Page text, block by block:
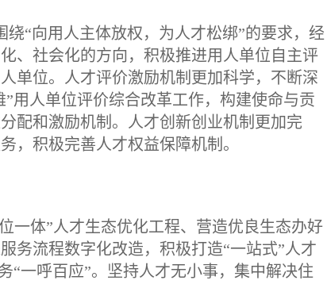
“向用人主体放权，为人才松绑”的要求，经
、社会化的方向，积极推进用人单位自主评
单位。人才评价激励机制更加科学，不断深
用人单位评价综合改革工作，构建使命与贡
配和激励机制。人才创新创业机制更加完
，积极完善人才权益保障机制。
一体”人才生态优化工程、营造优良生态办好
务流程数字化改造，积极打造“一站式”人才
“一呼百应”。坚持人才无小事，集中解决住